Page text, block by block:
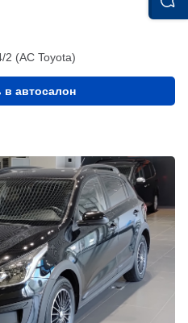
2 (АС Toyota)
в автосалон